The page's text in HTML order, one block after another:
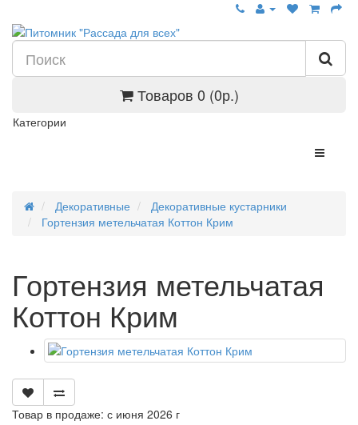
Товаров 0 (0р.)
Категории
Декоративные
Декоративные кустарники
Гортензия метельчатая Коттон Крим
Гортензия метельчатая
Коттон Крим
Товар в продаже: с июня 2026 г